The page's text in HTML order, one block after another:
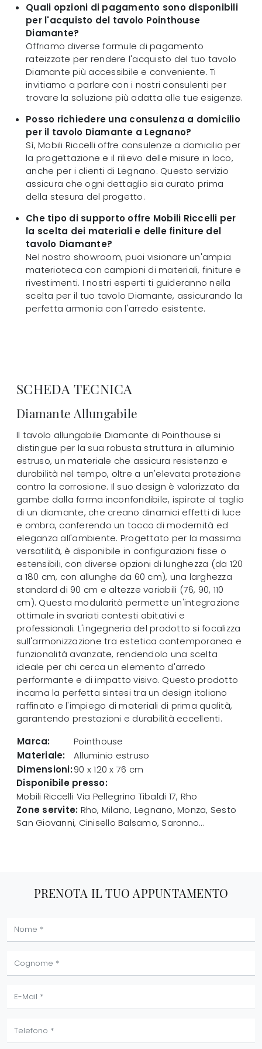
Quali opzioni di pagamento sono disponibili
per l'acquisto del tavolo Pointhouse
Diamante?
Offriamo diverse formule di pagamento
rateizzate per rendere l'acquisto del tuo tavolo
Diamante più accessibile e conveniente. Ti
invitiamo a parlare con i nostri consulenti per
trovare la soluzione più adatta alle tue esigenze.
Posso richiedere una consulenza a domicilio
per il tavolo Diamante a Legnano?
Sì, Mobili Riccelli offre consulenze a domicilio per
la progettazione e il rilievo delle misure in loco,
anche per i clienti di Legnano. Questo servizio
assicura che ogni dettaglio sia curato prima
della stesura del progetto.
Che tipo di supporto offre Mobili Riccelli per
la scelta dei materiali e delle finiture del
tavolo Diamante?
Nel nostro showroom, puoi visionare un'ampia
materioteca con campioni di materiali, finiture e
rivestimenti. I nostri esperti ti guideranno nella
scelta per il tuo tavolo Diamante, assicurando la
perfetta armonia con l'arredo esistente.
SCHEDA TECNICA
Diamante Allungabile
Il tavolo allungabile Diamante di Pointhouse si
distingue per la sua robusta struttura in alluminio
estruso, un materiale che assicura resistenza e
durabilità nel tempo, oltre a un'elevata protezione
contro la corrosione. Il suo design è valorizzato da
gambe dalla forma inconfondibile, ispirate al taglio
di un diamante, che creano dinamici effetti di luce
e ombra, conferendo un tocco di modernità ed
eleganza all'ambiente. Progettato per la massima
versatilità, è disponibile in configurazioni fisse o
estensibili, con diverse opzioni di lunghezza (da 120
a 180 cm, con allunghe da 60 cm), una larghezza
standard di 90 cm e altezze variabili (76, 90, 110
cm). Questa modularità permette un'integrazione
ottimale in svariati contesti abitativi e
professionali. L'ingegneria del prodotto si focalizza
sull'armonizzazione tra estetica contemporanea e
funzionalità avanzate, rendendolo una scelta
ideale per chi cerca un elemento d'arredo
performante e di impatto visivo. Questo prodotto
incarna la perfetta sintesi tra un design italiano
raffinato e l'impiego di materiali di prima qualità,
garantendo prestazioni e durabilità eccellenti.
Marca:
Pointhouse
Materiale:
Alluminio estruso
Dimensioni:90 x 120 x 76 cm
Disponibile presso:
Mobili Riccelli Via Pellegrino Tibaldi 17, Rho
Zone servite: Rho, Milano, Legnano, Monza, Sesto
San Giovanni, Cinisello Balsamo, Saronno...
PRENOTA IL TUO APPUNTAMENTO